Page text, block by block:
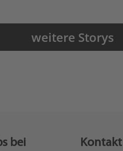
weitere Storys
bei
Kontakt